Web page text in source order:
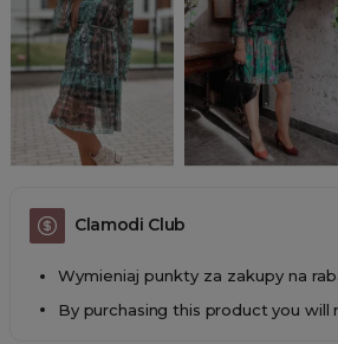
Clamodi Club
Wymieniaj punkty za zakupy na
By purchasing this product you will